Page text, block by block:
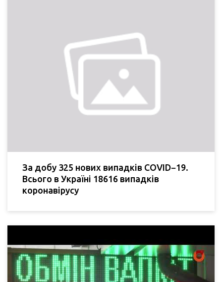
За добу 325 нових випадків COVID−19.
Всього в Україні 18616 випадків
коронавірусу